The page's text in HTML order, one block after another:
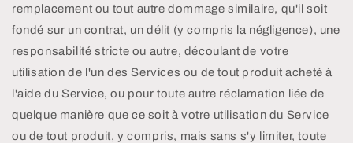
remplacement ou tout autre dommage similaire, qu'il soit
fondé sur un contrat, un délit (y compris la négligence), une
responsabilité stricte ou autre, découlant de votre
utilisation de l'un des Services ou de tout produit acheté à
l'aide du Service, ou pour toute autre réclamation liée de
quelque manière que ce soit à votre utilisation du Service
ou de tout produit, y compris, mais sans s'y limiter, toute